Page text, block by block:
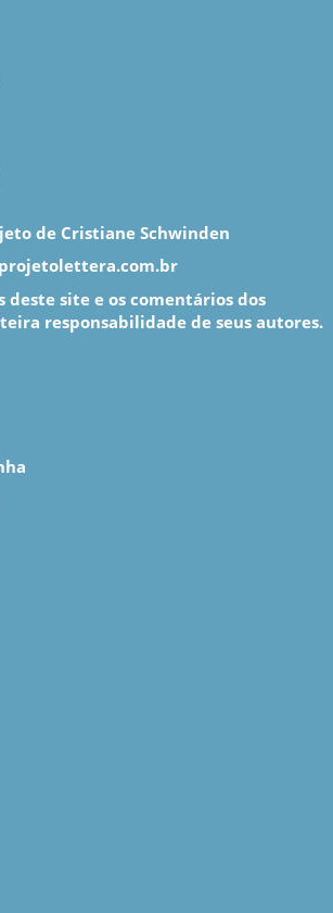
de Cristiane Schwinden
deste site e os comentários dos
responsabilidade de seus autores.